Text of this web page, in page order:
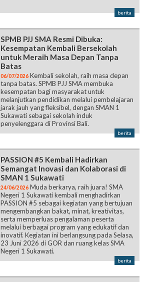
berita
SPMB PJJ SMA Resmi Dibuka:
Kesempatan Kembali Bersekolah
untuk Meraih Masa Depan Tanpa
Batas
06/07/2026 Kembali sekolah, raih masa depan
tanpa batas. SPMB PJJ SMA membuka
kesempatan bagi masyarakat untuk
melanjutkan pendidikan melalui pembelajaran
jarak jauh yang fleksibel, dengan SMAN 1
Sukawati sebagai sekolah induk
penyelenggara di Provinsi Bali.
berita
PASSION #5 Kembali Hadirkan
Semangat Inovasi dan Kolaborasi di
SMAN 1 Sukawati
24/06/2026 Muda berkarya, raih juara! SMA
Negeri 1 Sukawati kembali menghadirkan
PASSION #5 sebagai kegiatan yang bertujuan
mengembangkan bakat, minat, kreativitas,
serta memperluas pengalaman peserta
melalui berbagai program yang edukatif dan
inovatif. Kegiatan ini berlangsung pada Selasa,
23 Juni 2026 di GOR dan ruang kelas SMA
Negeri 1 Sukawati.
berita